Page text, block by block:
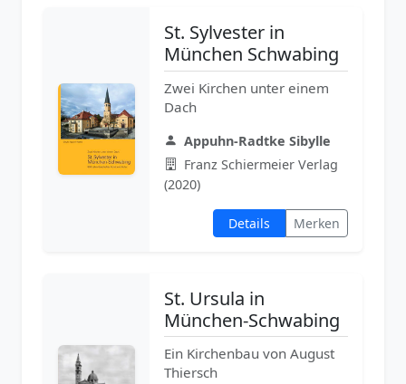
St. Sylvester in
München Schwabing
Zwei Kirchen unter einem
Dach
Appuhn-Radtke Sibylle
Franz Schiermeier Verlag
(2020)
Details Merken
St. Ursula in
München-Schwabing
Ein Kirchenbau von August
Thiersch